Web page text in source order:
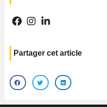
Partager cet article